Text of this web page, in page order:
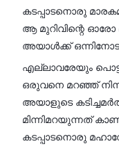
കടപ്പാടനൊരു
ആ മുറിവിന്റെ ഓരോ
അയാൾക്ക്
എല്ലാവരേയും
ഒരുവനെ മറഞ്ഞ്
അയാളുടെ
മിന്നിമറയുന്നത്
കടപ്പാടനൊരു